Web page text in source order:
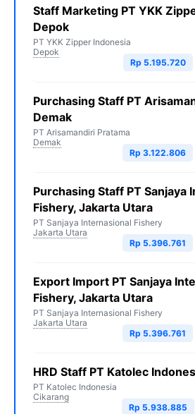
Staff Marketing PT YKK
Depok
PT YKK Zipper Indonesia
Depok
Rp 5.195.720
Purchasing Staff PT
Demak
PT Arisamandiri Pratama
Demak
Rp 3.122.806
Purchasing Staff PT Sanjaya
Fishery, Jakarta Utara
PT Sanjaya Internasional Fishery
Jakarta Utara
Rp 5.396.761
Export Import PT Sanjaya
Fishery, Jakarta Utara
PT Sanjaya Internasional Fishery
Jakarta Utara
Rp 5.396.761
HRD Staff PT Katolec
PT Katolec Indonesia
Cikarang
Rp 5.938.885